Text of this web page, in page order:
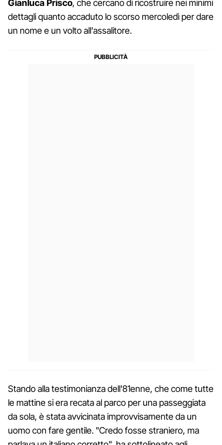
Gianluca Prisco, che cercano di ricostruire nei minimi
dettagli quanto accaduto lo scorso mercoledì per dare
un nome e un volto all'assalitore.
Stando alla testimonianza dell'81enne, che come tutte
le mattine si era recata al parco per una passeggiata
da sola, è stata avvicinata improvvisamente da un
uomo con fare gentile. "Credo fosse straniero, ma